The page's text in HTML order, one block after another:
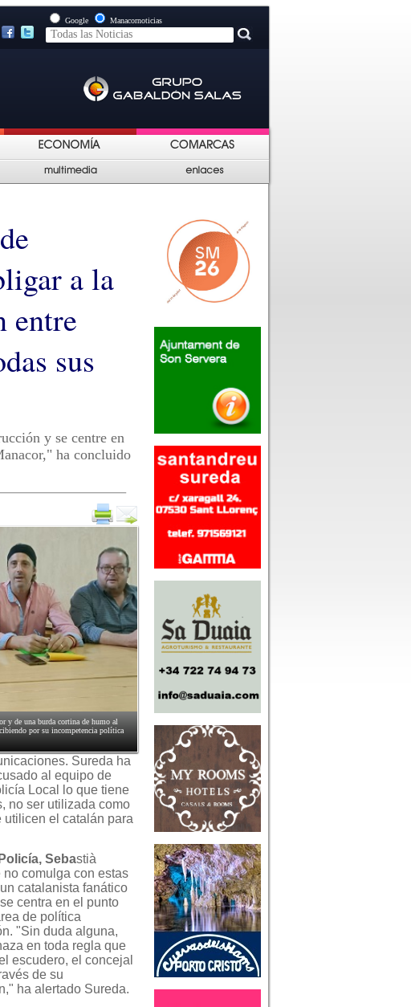
Google Manacornoticias
a la
entre
sus
y se centre en
ha concluido
y de una burda cortina de humo al
por su incompetencia política
Sureda ha
al equipo de
Local lo que tiene
no ser utilizada como
el catalán para
Sebastià
comulga con estas
catalanista fanático
centra en el punto
de política
"Sin duda alguna,
en toda regla que
escudero, el concejal
de su
ha alertado Sureda.